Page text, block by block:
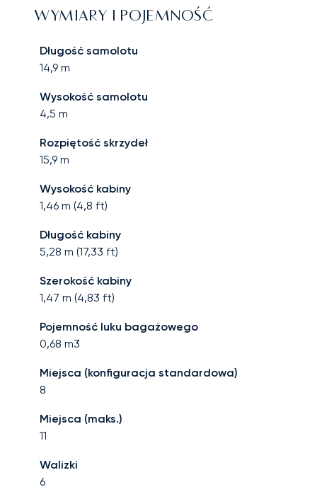
WYMIARY I POJEMNOŚĆ
Długość samolotu
14,9 m
Wysokość samolotu
4,5 m
Rozpiętość skrzydeł
15,9 m
Wysokość kabiny
1,46 m (4,8 ft)
Długość kabiny
5,28 m (17,33 ft)
Szerokość kabiny
1,47 m (4,83 ft)
Pojemność luku bagażowego
0,68 m3
Miejsca (konfiguracja standardowa)
8
Miejsca (maks.)
11
Walizki
6